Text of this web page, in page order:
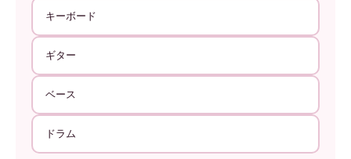
キーボード
ギター
ベース
ドラム